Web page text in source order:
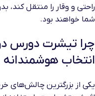
راحتی و وقار را منتقل
شما خواهند بود.
چرا تیشرت دورس
انتخاب
یکی از بزرگترین چالش‌های